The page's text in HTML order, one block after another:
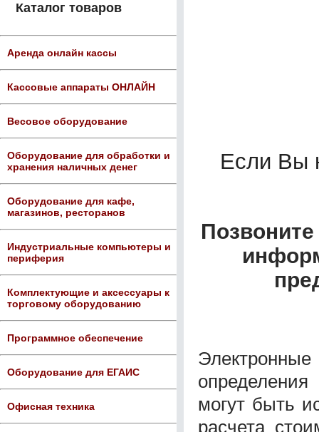
Каталог товаров
Аренда онлайн кассы
Кассовые аппараты ОНЛАЙН
Весовое оборудование
Оборудование для обработки и
хранения наличных денег
Оборудование для кафе,
магазинов, ресторанов
Индустриальные компьютеры и
периферия
Комплектующие и аксессуары к
торговому оборудованию
Программное обеспечение
Оборудование для ЕГАИС
Офисная техника
Если Вы
могут быть
расчета